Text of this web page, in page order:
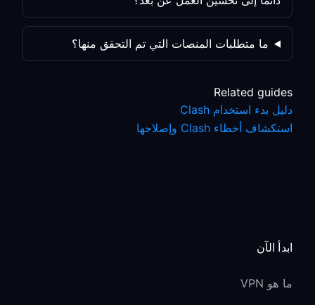
ما متطلبات المنصات التي تم التحقق منها؟
Related guides
دليل بدء استخدام Clash
استكشاف أخطاء Clash وإصلاحها
ابدأ الآن
ما هو VPN